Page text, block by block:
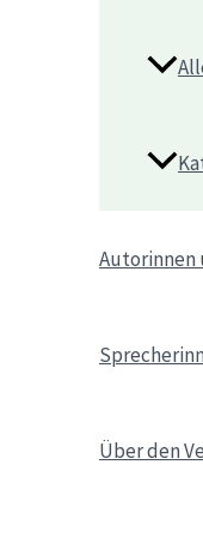
Autorinnen
Über den